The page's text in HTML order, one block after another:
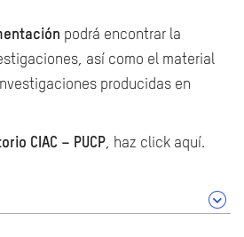
podrá encontrar la
así como el material
producidas en
CIAC – PUCP, haz click aquí.